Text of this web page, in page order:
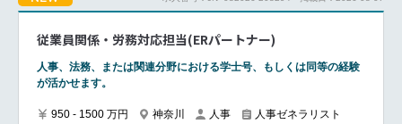
施策効果の測定および継続的な改善活動
従業員関係・労務対応担当(ERパートナー)
人事、法務、または関連分野における学士号、もしくは同等の経験
が活かせます。
950 - 1500 万円 神奈川 人事 人事ゼネラリスト